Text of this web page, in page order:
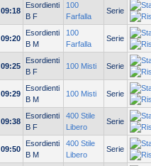
09:18
Esordienti
B F
100
Farfalla
Serie
09:20
Esordienti
B M
100
Farfalla
Serie
09:25
Esordienti
B F
100 Misti Serie
09:29
Esordienti
B M
100 Misti Serie
09:38
Esordienti
B F
400 Stile
Libero
Serie
09:50
Esordienti
B M
400 Stile
Libero
Serie